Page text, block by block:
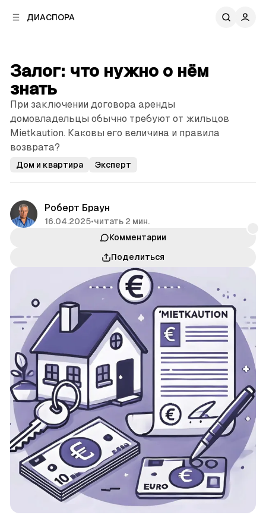
ДИАСПОРА
Залог: что нужно о нём
знать
При заключении договора аренды
домовладельцы обычно требуют от жильцов
Mietkaution. Каковы его величина и правила
возврата?
Дом и квартира Эксперт
Роберт Браун
16.04.2025•читать 2 мин.
Комментарии
Поделиться